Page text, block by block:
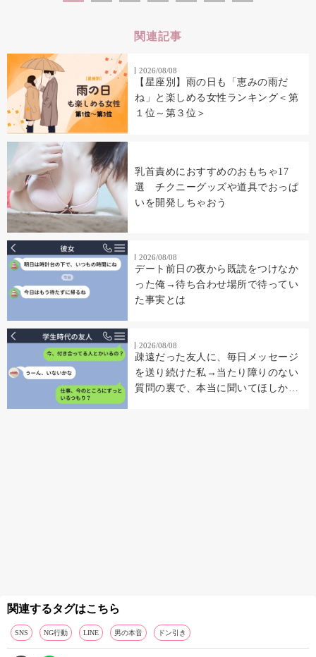
関連記事
2026/08/08
【星座別】雨の日も「恵みの雨だ
ね」と楽しめる女性ランキング＜第
１位～第３位＞
乳首責めにおすすめのおもちゃ17
選 チクニーグッズや道具でおっぱ
いを開発しちゃおう
2026/08/08
デート前日の夜から既読をつけなか
った俺→待ち合わせ場所で待ってい
た事実とは
2026/08/08
疎遠だった友人に、毎日メッセージ
を送り続けた私→当たり障りのない
質問の裏で、本当に聞いてほしかっ
関連するタグはこちら
SNS NG行動 LINE 男の本音 ドン引き